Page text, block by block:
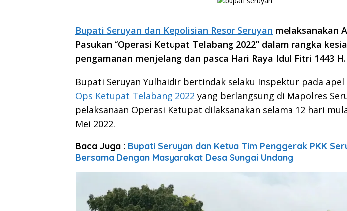
Bupati Seruyan dan Kepolisian Resor Seruyan melaksanakan
Pasukan “Operasi Ketupat Telabang 2022” dalam rangka
pengamanan menjelang dan pasca Hari Raya Idul Fitri 1443 H.
Bupati Seruyan Yulhaidir bertindak selaku Inspektur pada apel
Ops Ketupat Telabang 2022 yang berlangsung di Mapolres
pelaksanaan Operasi Ketupat dilaksanakan selama 12 hari
Mei 2022.
Baca Juga : Bupati Seruyan dan Ketua Tim Penggerak PKK
Bersama Dengan Masyarakat Desa Sungai Undang